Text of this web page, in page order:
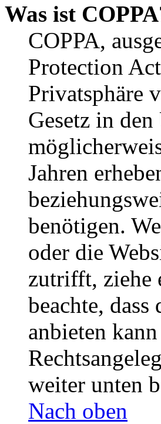
Was ist
COPPA,
Protection
Privatsphäre
Gesetz in
Jahren
benötigen.
oder die
zutrifft, ziehe
beachte,
anbieten
weiter unten
Nach oben